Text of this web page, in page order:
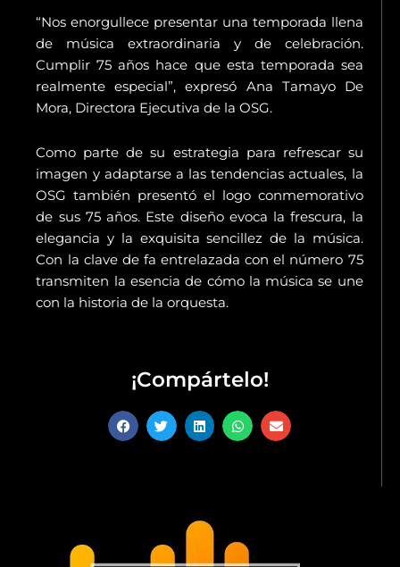
“Nos enorgullece presentar una temporada llena
de música extraordinaria y de celebración.
Cumplir 75 años hace que esta temporada sea
realmente especial”, expresó Ana Tamayo De
Mora, Directora Ejecutiva de la OSG.
Como parte de su estrategia para refrescar su
imagen y adaptarse a las tendencias actuales, la
OSG también presentó el logo conmemorativo
de sus 75 años. Este diseño evoca la frescura, la
elegancia y la exquisita sencillez de la música.
Con la clave de fa entrelazada con el número 75
transmiten la esencia de cómo la música se une
con la historia de la orquesta.
¡Compártelo!